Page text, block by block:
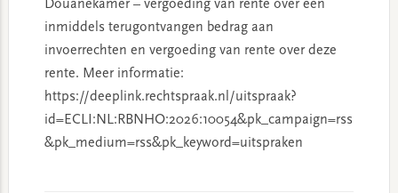
Douanekamer – vergoeding van rente over een
inmiddels terugontvangen bedrag aan
invoerrechten en vergoeding van rente over deze
rente. Meer informatie:
https://deeplink.rechtspraak.nl/uitspraak?
id=ECLI:NL:RBNHO:2026:10054&pk_campaign=rss
&pk_medium=rss&pk_keyword=uitspraken